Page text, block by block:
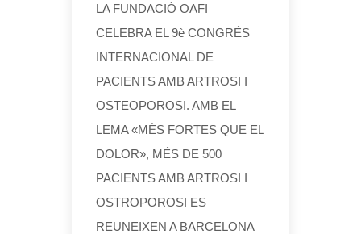
LA FUNDACIÓ OAFI
CELEBRA EL 9è CONGRÉS
INTERNACIONAL DE
PACIENTS AMB ARTROSI I
OSTEOPOROSI. AMB EL
LEMA «MÉS FORTES QUE EL
DOLOR», MÉS DE 500
PACIENTS AMB ARTROSI I
OSTROPOROSI ES
REUNEIXEN A BARCELONA